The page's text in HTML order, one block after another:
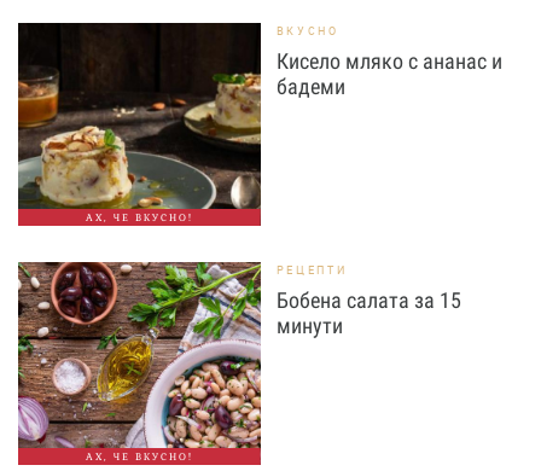
АХ, ЧЕ ВКУСНО!
ВКУСНО
Кисело мляко с ананас и
бадеми
АХ, ЧЕ ВКУСНО!
РЕЦЕПТИ
Бобена салата за 15
минути